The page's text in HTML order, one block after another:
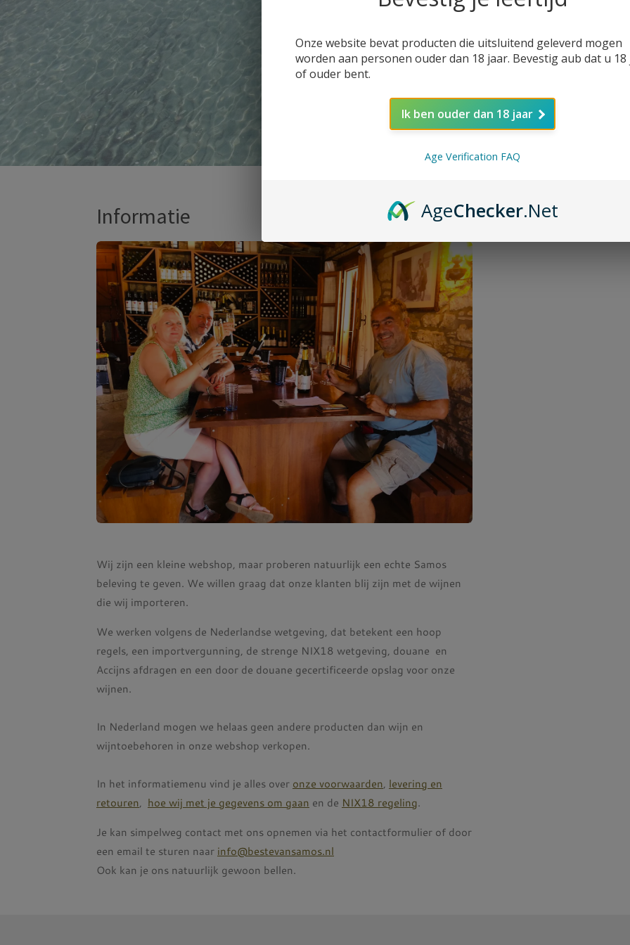
Informatie
Wij zijn een kleine webshop, maar proberen natuurlijk een echte Samos
beleving te geven. We willen graag dat onze klanten blij zijn met de wijnen
die wij importeren.
We werken volgens de Nederlandse wetgeving, dat betekent een hoop
regels, een importvergunning, de strenge NIX18 wetgeving, douane en
Accijns afdragen en een door de douane gecertificeerde opslag voor onze
wijnen.
In Nederland mogen we helaas geen andere producten dan wijn en
wijntoebehoren in onze webshop verkopen.
In het informatiemenu vind je alles over onze voorwaarden, levering en
retouren, hoe wij met je gegevens om gaan en de NIX18 regeling.
Je kan simpelweg contact met ons opnemen via het contactformulier of door
een email te sturen naar info@bestevansamos.nl
Ook kan je ons natuurlijk gewoon bellen.
Onze website bevat producten die uitsluitend geleverd mogen
worden aan personen ouder dan 18 jaar. Bevestig aub dat u 18
of ouder bent.
Ik ben ouder dan 18 jaar
Age Verification FAQ
AgeChecker.Net